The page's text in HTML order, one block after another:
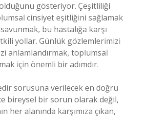
gösteriyor. Çeşitliliği
cinsiyet eşitliğini sağlamak
bu hastalığa karşı
yollar. Günlük gözlemlerimizi
anlamlandırmak, toplumsal
için önemli bir adımdır.
sorusuna verilecek en doğru
bireysel bir sorun olarak değil,
her alanında karşımıza çıkan,